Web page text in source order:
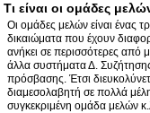
Τι είναι οι ομάδες
Οι ομάδες μελών είναι ένας
δικαιώματα που έχουν
ανήκει σε περισσότερες από
άλλα συστήματα Δ.
πρόσβασης. Έτσι
διαμεσολαβητή σε πολλά
συγκεκριμένη ομάδα μελών